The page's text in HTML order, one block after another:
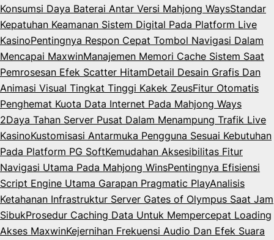
Konsumsi Daya Baterai Antar Versi Mahjong WaysStandar
Kepatuhan Keamanan Sistem Digital Pada Platform Live
KasinoPentingnya Respon Cepat Tombol Navigasi Dalam
Mencapai MaxwinManajemen Memori Cache Sistem Saat
Pemrosesan Efek Scatter HitamDetail Desain Grafis Dan
Animasi Visual Tingkat Tinggi Kakek ZeusFitur Otomatis
Penghemat Kuota Data Internet Pada Mahjong Ways
2Daya Tahan Server Pusat Dalam Menampung Trafik Live
KasinoKustomisasi Antarmuka Pengguna Sesuai Kebutuhan
Pada Platform PG SoftKemudahan Aksesibilitas Fitur
Navigasi Utama Pada Mahjong WinsPentingnya Efisiensi
Script Engine Utama Garapan Pragmatic PlayAnalisis
Ketahanan Infrastruktur Server Gates of Olympus Saat Jam
SibukProsedur Caching Data Untuk Mempercepat Loading
Akses MaxwinKejernihan Frekuensi Audio Dan Efek Suara